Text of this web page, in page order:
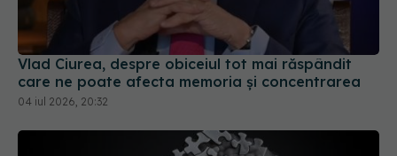
care ne poate afecta memoria și concentrarea
04 iul 2026, 20:32